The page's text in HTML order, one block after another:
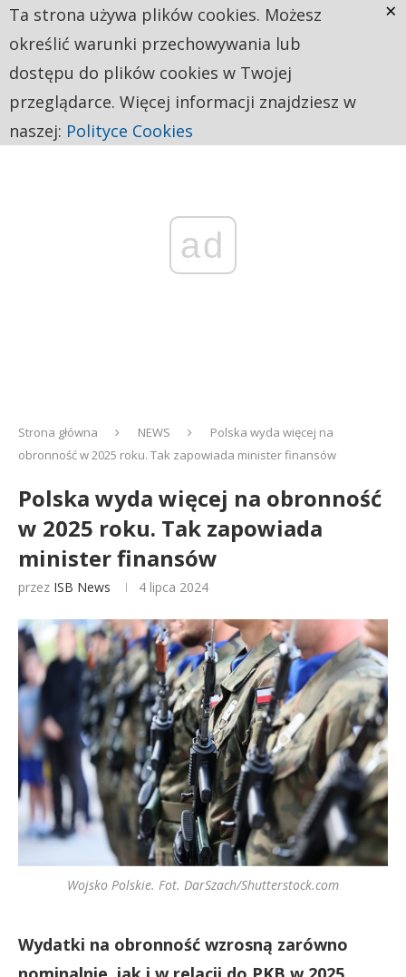
ad
Strona główna NEWS
Polska wyda więcej na
obronność w 2025 roku. Tak zapowiada minister finansów
Polska wyda więcej na obronność
w 2025 roku. Tak zapowiada
minister finansów
przez ISB News 4 lipca 2024
Wojsko Polskie. Fot. DarSzach/Shutterstock.com
Wydatki na obronność wzrosną zarówno
Ta strona używa plików cookies. Możesz
określić warunki przechowywania lub
dostępu do plików cookies w Twojej
przeglądarce. Więcej informacji znajdziesz w
naszej: Polityce Cookies
×